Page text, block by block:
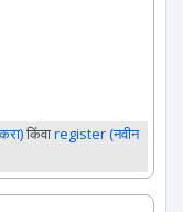
किंवाregister (नवीन